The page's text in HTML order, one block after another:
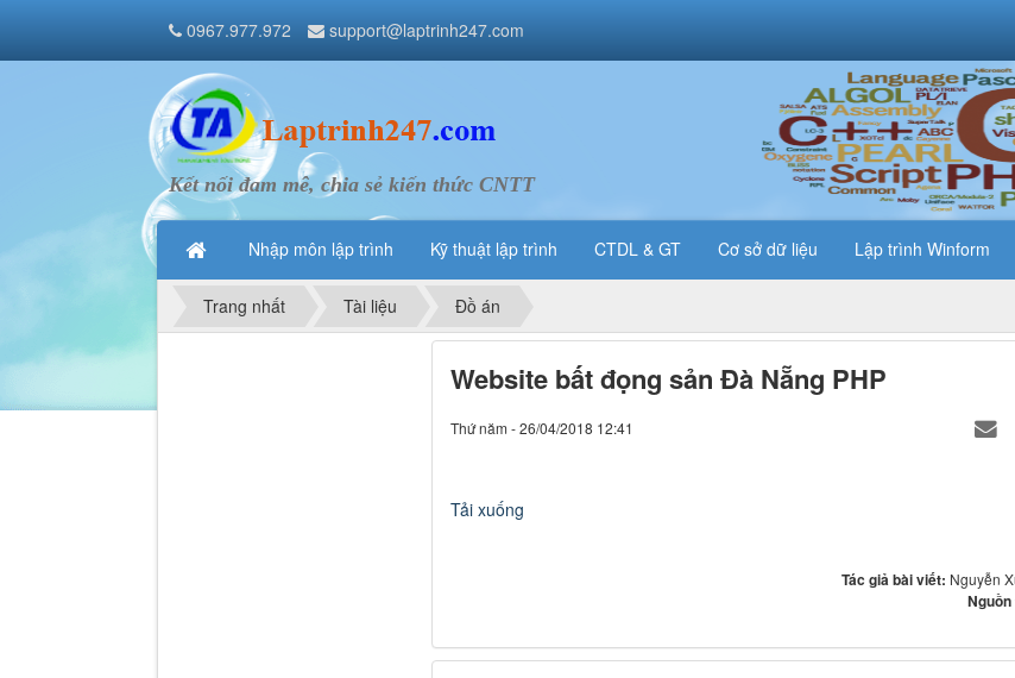
Kết nối đam mê, chia sẻ kiến thức CNTT
Nhập môn lập trình Kỹ thuật lập trình CTDL & GT Cơ sở dữ liệu Lập trình Winform
0967.977.972 support@laptrinh247.com
Trang nhất Tài liệu Đồ án
Website bất đọng sản Đà Nẵng PHP
Thứ năm - 26/04/2018 12:41
Tải xuống
Tác giả bài viết: Nguyễn